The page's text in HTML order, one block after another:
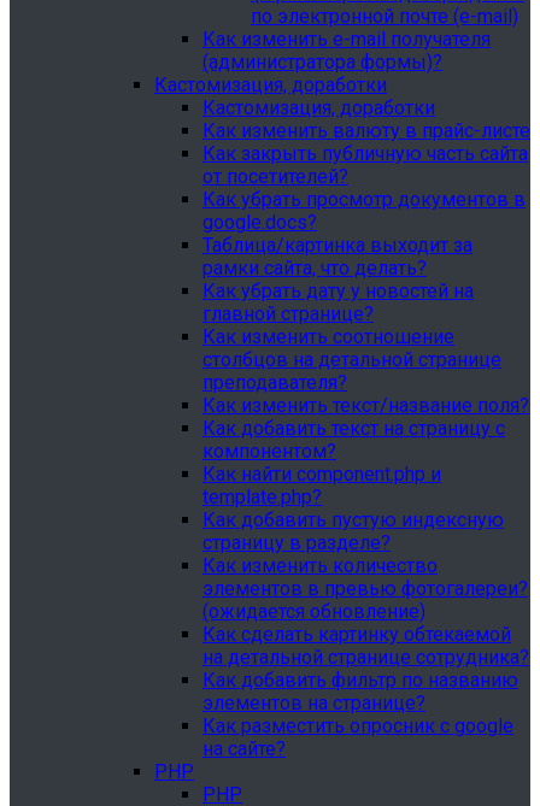
по электронной почте (e-mail)
Как изменить e-mail получателя
(администратора формы)?
Кастомизация, доработки
Кастомизация, доработки
Как изменить валюту в прайс-листе
Как закрыть публичную часть сайта
от посетителей?
Как убрать просмотр документов в
google.docs?
Таблица/картинка выходит за
рамки сайта, что делать?
Как убрать дату у новостей на
главной странице?
Как изменить соотношение
столбцов на детальной странице
преподавателя?
Как изменить текст/название поля?
Как добавить текст на страницу с
компонентом?
Как найти component.php и
template.php?
Как добавить пустую индексную
страницу в разделе?
Как изменить количество
элементов в превью фотогалереи?
(ожидается обновление)
Как сделать картинку обтекаемой
на детальной странице сотрудника?
Как добавить фильтр по названию
элементов на странице?
Как разместить опросник с google
на сайте?
PHP
PHP